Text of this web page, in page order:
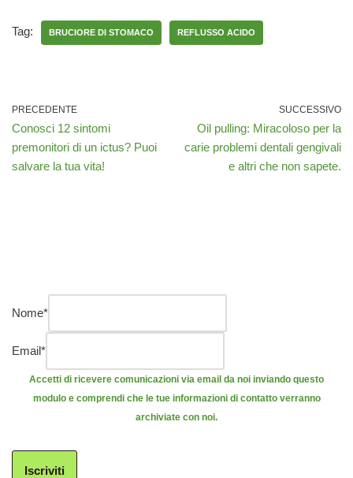
Tag: BRUCIORE DI STOMACO REFLUSSO ACIDO
PRECEDENTE
Conosci 12 sintomi
premonitori di un ictus? Puoi
salvare la tua vita!
SUCCESSIVO
Oil pulling: Miracoloso per la
carie problemi dentali gengivali
e altri che non sapete.
Nome*
Email*
Accetti di ricevere comunicazioni via email da noi inviando questo
modulo e comprendi che le tue informazioni di contatto verranno
archiviate con noi.
Iscriviti